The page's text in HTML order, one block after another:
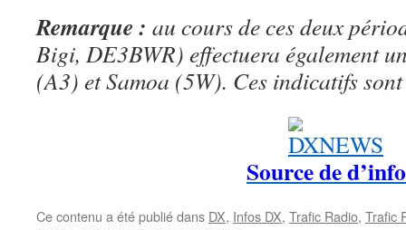
Remarque : au cours de ces deux
Bigi, DE3BWR) effectuera également
(A3) et Samoa (5W). Ces indicatifs
Source de d’info
Ce contenu a été publié dans DX, Infos DX, Trafic Radio, Trafic